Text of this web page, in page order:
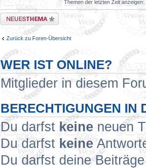
Themen der letzten Zeit anzeigen:
Neues Thema erstellen
Zurück zu Foren-Übersicht
WER IST ONLINE?
Mitglieder in diesem
BERECHTIGUNGEN IN
Du darfstkeineneuen
Du darfst keine
Du darfst deine